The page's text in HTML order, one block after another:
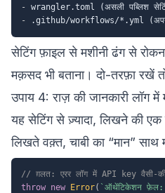
-
-
सेटिंग फ़ाइल से मशीनी ढंग से
मक़सद भी बताना। दो-तरफ़ा रखें
उपाय 4: राज़ की जानकारी लॉग में
यह सेटिंग से ज़्यादा, लिखने की
लिखते वक़्त, चाबी का “मान” साथ
// ग़लत: एरर लॉग में API key वैसी-
throw new Error( ` ऑथेंटिकेशन